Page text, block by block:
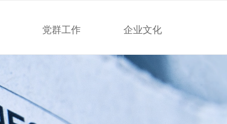
党群工作 企业文化